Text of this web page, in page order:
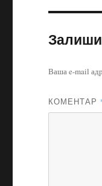
Ваша e-mail
КОМЕНТАР